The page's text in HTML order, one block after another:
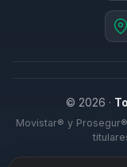
© 2026 ·
Movistar® y